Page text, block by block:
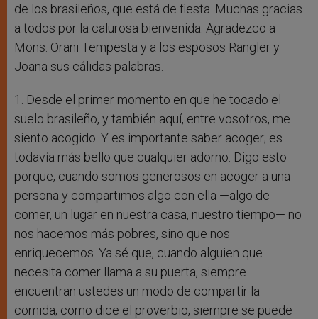
de los brasileños, que está de fiesta. Muchas gracias
a todos por la calurosa bienvenida. Agradezco a
Mons. Orani Tempesta y a los esposos Rangler y
Joana sus cálidas palabras.
1. Desde el primer momento en que he tocado el
suelo brasileño, y también aquí, entre vosotros, me
siento acogido. Y es importante saber acoger; es
todavía más bello que cualquier adorno. Digo esto
porque, cuando somos generosos en acoger a una
persona y compartimos algo con ella —algo de
comer, un lugar en nuestra casa, nuestro tiempo— no
nos hacemos más pobres, sino que nos
enriquecemos. Ya sé que, cuando alguien que
necesita comer llama a su puerta, siempre
encuentran ustedes un modo de compartir la
comida; como dice el proverbio, siempre se puede